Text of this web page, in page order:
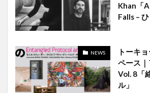
Khan「
Falls –
NEWS
トーキ
ペース
Vol. 8「
ル」